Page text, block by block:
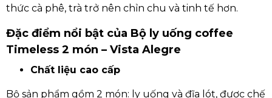
thức cà phê, trà trở nên chỉn chu và tinh tế hơn.
Đặc điểm nổi bật của Bộ ly uống coffee
Timeless 2 món – Vista Alegre
Chất liệu cao cấp
Bộ sản phẩm gồm 2 món: ly uống và đĩa lót, được chế